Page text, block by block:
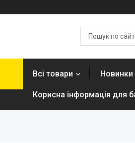
Всі товари Новинки
Корисна інформація для